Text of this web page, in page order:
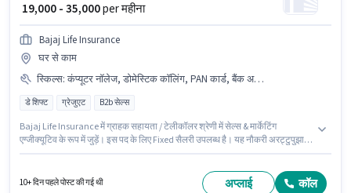
₹ 19,000 - 35,000per महीना
Bajaj Life Insurance
घर से काम
स्किल्स: कंप्यूटर नॉलेज, डोमेस्टिक कॉलिंग, PAN कार्ड, बैंक अकाउंट, आधार कार्ड, इंटरनेशनल कॉलिंग
डे शिफ्ट ग्रेजुएट B2b सेल्स
Bajaj Life Insurance में ग्राहक सहायता / टेलीकॉलर श्रेणी में सेल्स & मार्केटिंग
एग्जीक्यूटिव के रूप में जुड़ें। इस पद के लिए Fixed सैलरी उपलब्ध है। यह नौकरी अरट्टुपुझा,
कमा सकते हैं। इस भूमिका के लिए आवेदक के पास कंप्यूटर नॉलेज, डोमेस्टिक कॉलिंग,
10+ दिन पहले पोस्ट की गई थी अप्लाई कॉल